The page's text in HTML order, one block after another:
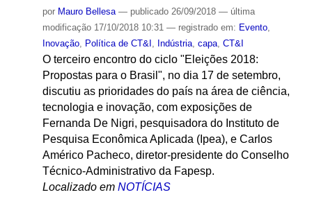
por Mauro Bellesa — publicado26/09/2018 — última
modificação17/10/2018 10:31 — registrado em: Evento,
Inovação, Política de CT&I , Indústria, capa, CT&I
O terceiro encontro do ciclo "Eleições 2018:
Propostas para o Brasil", no dia 17 de setembro,
discutiu as prioridades do país na área de ciência,
tecnologia e inovação, com exposições de
Fernanda De Nigri, pesquisadora do Instituto de
Pesquisa Econômica Aplicada (Ipea), e Carlos
Américo Pacheco, diretor-presidente do Conselho
Técnico-Administrativo da Fapesp.
Localizado em NOTÍCIAS